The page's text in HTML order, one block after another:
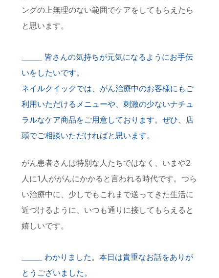
ングの上無理のない範囲でケアをしてもらえたら
と思います。
皆さんの気持ちが元気になるようにお手伝
いをしたいです。
ネイルクイックでは、がん治療中のお客様にもご
利用いただけるメニューや、刺激の少ないナチュ
ラルなケア商品をご用意しております。ぜひ、店
頭でご相談いただければと思います。
がん患者さんは特別な人たちではなく、いまや2
人に1人ががんにかかると言われる時代です。つら
い治療中に、少しでもこれまで送ってきた生活に
近づけるように、いつも通りに接してもらえると
嬉しいです。
わかりました。本日は貴重なお話をありが
とうございました。